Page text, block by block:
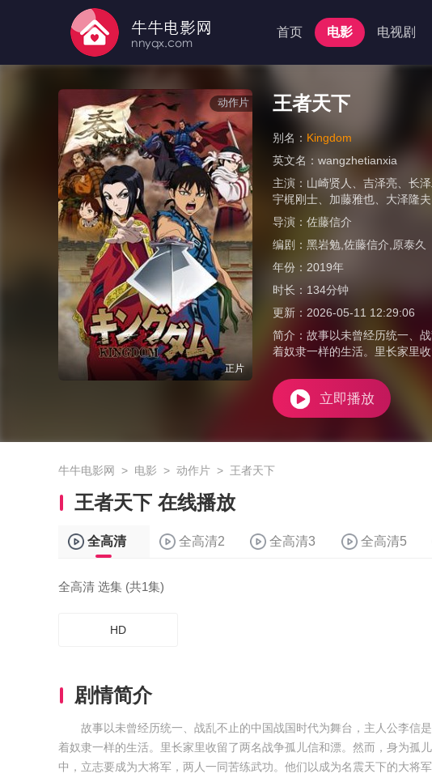
首页 电影 电视剧
动作片
正片
王者天下
别名： Kingdom
英文名： wangzhetianxia
主演： 山崎贤人 吉泽亮 长
宇梶刚士
加藤雅也 大泽隆夫
导演： 佐藤信介
编剧： 黑岩勉,佐藤信介,原泰久
年份： 2019年
时长： 134分钟
更新： 2026-05-11 12:29:06
简介： 故事以未曾经历统一、
着奴隶一样的生活。里长家里
立即播放
牛牛电影网 > 电影 > 动作片 > 王者天下
王者天下 在线播放
全高清 全高清2 全高清3 全高清5
全高清 选集 (共1集)
HD
剧情简介
故事以未曾经历统一、战乱不止的中国战国时代为舞台，主人公李信
着奴隶一样的生活。里长家里收留了两名战争孤儿信和漂。然而，身为孤
中，立志要成为大将军，两人一同苦练武功。他们以成为名震天下的大将